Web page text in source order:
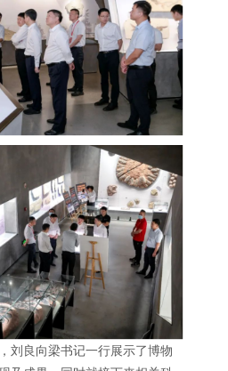
刘良向梁书记一行展示了博物